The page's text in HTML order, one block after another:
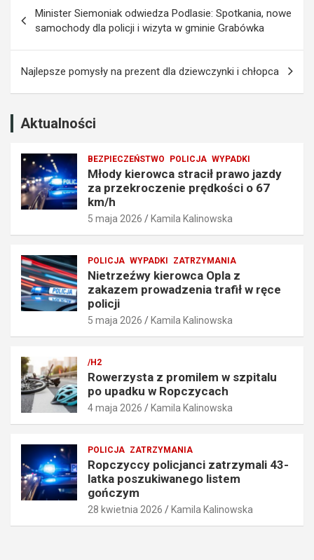
wpisu
Minister Siemoniak odwiedza Podlasie: Spotkania, nowe
samochody dla policji i wizyta w gminie Grabówka
Najlepsze pomysły na prezent dla dziewczynki i chłopca
Aktualności
BEZPIECZEŃSTWO POLICJA WYPADKI
Młody kierowca stracił prawo jazdy
za przekroczenie prędkości o 67
km/h
5 maja 2026 Kamila Kalinowska
POLICJA WYPADKI ZATRZYMANIA
Nietrzeźwy kierowca Opla z
zakazem prowadzenia trafił w ręce
policji
5 maja 2026 Kamila Kalinowska
/H2
Rowerzysta z promilem w szpitalu
po upadku w Ropczycach
4 maja 2026 Kamila Kalinowska
POLICJA ZATRZYMANIA
Ropczyccy policjanci zatrzymali 43-
latka poszukiwanego listem
gończym
28 kwietnia 2026 Kamila Kalinowska
a
r
e
k
o
z
n
e
r
ę
d
k
o
ś
i
o
6
7
k
m
h
maja
2026
Kalinowska
m
r
w
a
z
n
a
f
w
ę
e
p
o
c
maja
2026
Kalinowska